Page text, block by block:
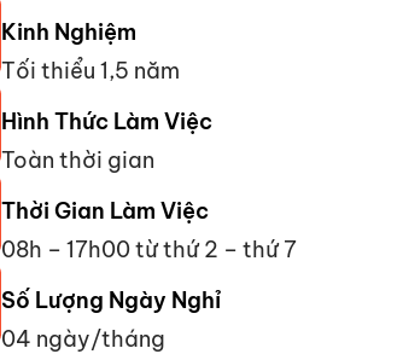
Kinh Nghiệm
Tối thiểu 1,5 năm
Hình Thức Làm Việc
Toàn thời gian
Thời Gian Làm Việc
08h – 17h00 từ thứ 2 – thứ 7
Số Lượng Ngày Nghỉ
04 ngày/tháng